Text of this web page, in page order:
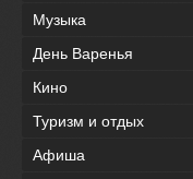
Музыка
День Варенья
Кино
Туризм и отдых
Афиша